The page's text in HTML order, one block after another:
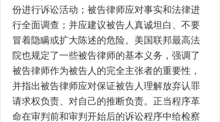
份进行诉讼活动；被告律师应对事实和法律进
行全面调查；并应建议被告人真诚坦白、不要
冒着隐瞒或扩大陈述的危险。美国联邦最高法
院也规定了一些被告律师的基本义务，强调了
被告律师作为被告人的完全主张者的重要性，
并指出被告律师应对保证被告人理解放弃认罪
请求权负责、对自己的推断负责。正当程序革
命在审判前和审判开始后的诉讼程序中给检察